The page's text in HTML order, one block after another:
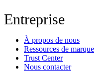
Entreprise
À propos de nous
Ressources de marque
Trust Center
Nous contacter